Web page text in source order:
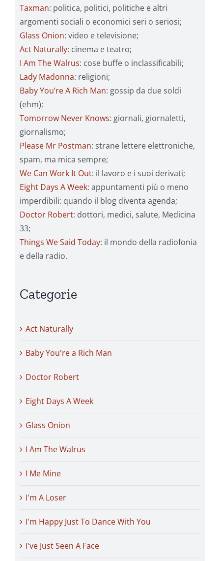
Taxman: politica, politici, politiche e altri
argomenti sociali o economici seri o seriosi;
Glass Onion: video e televisione;
Act Naturally: cinema e teatro;
I Am The Walrus: cose buffe o inclassificabili;
Lady Madonna: religioni;
Baby You’re A Rich Man: gossip da due soldi
(ehm);
Tomorrow Never Knows: giornali, giornaletti,
giornalismo;
Please Mr Postman: strane lettere elettroniche,
spam, ma mica sempre;
We Can Work It Out: il lavoro e i suoi derivati;
Eight Days A Week: appuntamenti più o meno
imperdibili: quando il blog diventa agenda;
Doctor Robert: dottori, medici, salute, Medicina
33;
Things We Said Today: il mondo della radiofonia
e della radio.
Categorie
Act Naturally
Baby You're a Rich Man
Doctor Robert
Eight Days A Week
Glass Onion
I Am The Walrus
I Me Mine
I'm A Loser
I'm Happy Just To Dance With You
I've Just Seen A Face